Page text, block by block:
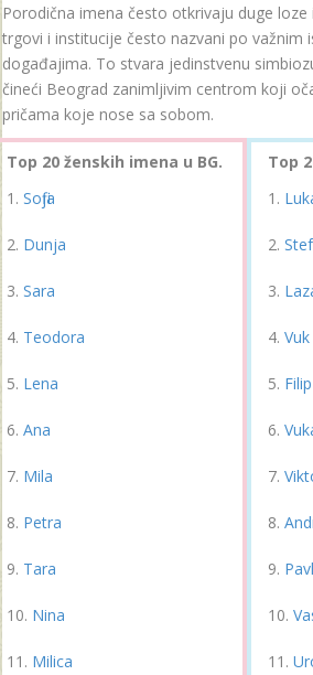
Porodična imena često otkrivaju duge
trgovi i institucije često nazvani po važnim
događajima. To stvara jedinstvenu
čineći Beograd zanimljivim centrom koji
pričama koje nose sa sobom.
Top 20 ženskih imena u BG.
Sofija
Dunja
Sara
Teodora
Lena
Ana
Mila
Petra
Tara
Nina
Milica
Top
Vuk
Filip